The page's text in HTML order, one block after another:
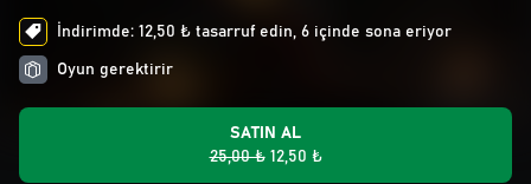
İndirimde: 12,50 ₺ tasarruf edin, 6 içinde sona eriyor
Oyun gerektirir
SATIN AL
25,00 ₺ 12,50 ₺